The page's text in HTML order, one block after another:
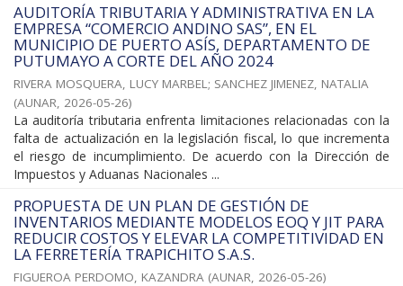
AUDITORÍA TRIBUTARIA Y ADMINISTRATIVA EN LA
EMPRESA “COMERCIO ANDINO SAS”, EN EL
MUNICIPIO DE PUERTO ASÍS, DEPARTAMENTO DE
PUTUMAYO A CORTE DEL AÑO 2024
RIVERA MOSQUERA, LUCY MARBEL; SANCHEZ JIMENEZ, NATALIA
(AUNAR, 2026-05-26)
La auditoría tributaria enfrenta limitaciones relacionadas con la
falta de actualización en la legislación fiscal, lo que incrementa
el riesgo de incumplimiento. De acuerdo con la Dirección de
Impuestos y Aduanas Nacionales ...
PROPUESTA DE UN PLAN DE GESTIÓN DE
INVENTARIOS MEDIANTE MODELOS EOQ Y JIT PARA
REDUCIR COSTOS Y ELEVAR LA COMPETITIVIDAD EN
LA FERRETERÍA TRAPICHITO S.A.S.
FIGUEROA PERDOMO, KAZANDRA (AUNAR, 2026-05-26)